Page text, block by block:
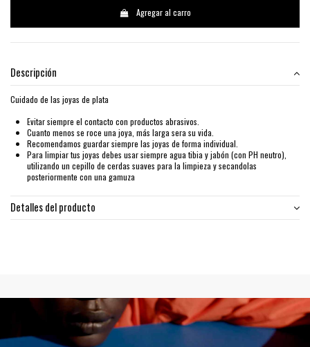
Agregar al carro
Descripción
Cuidado de las joyas de plata
Evitar siempre el contacto con productos abrasivos.
Cuanto menos se roce una joya, más larga sera su vida.
Recomendamos guardar siempre las joyas de forma individual.
Para limpiar tus joyas debes usar siempre agua tibia y jabón (con PH neutro),
utilizando un cepillo de cerdas suaves para la limpieza y secandolas
posteriormente con una gamuza
Detalles del producto